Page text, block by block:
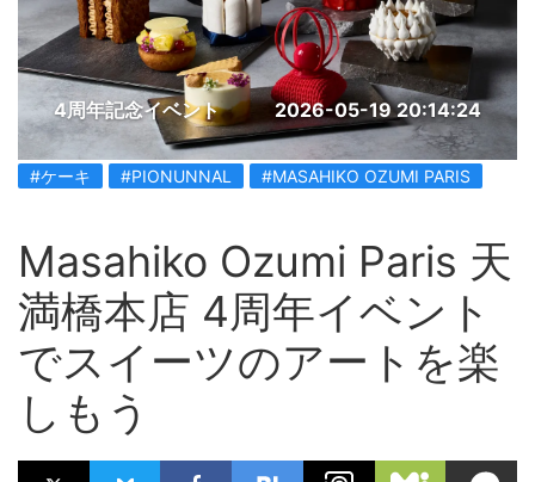
4周年記念イベント 2026-05-19 20:14:24
#ケーキ #PIONUNNAL #MASAHIKO OZUMI PARIS
Masahiko Ozumi Paris 天
満橋本店 4周年イベント
でスイーツのアートを楽
しもう